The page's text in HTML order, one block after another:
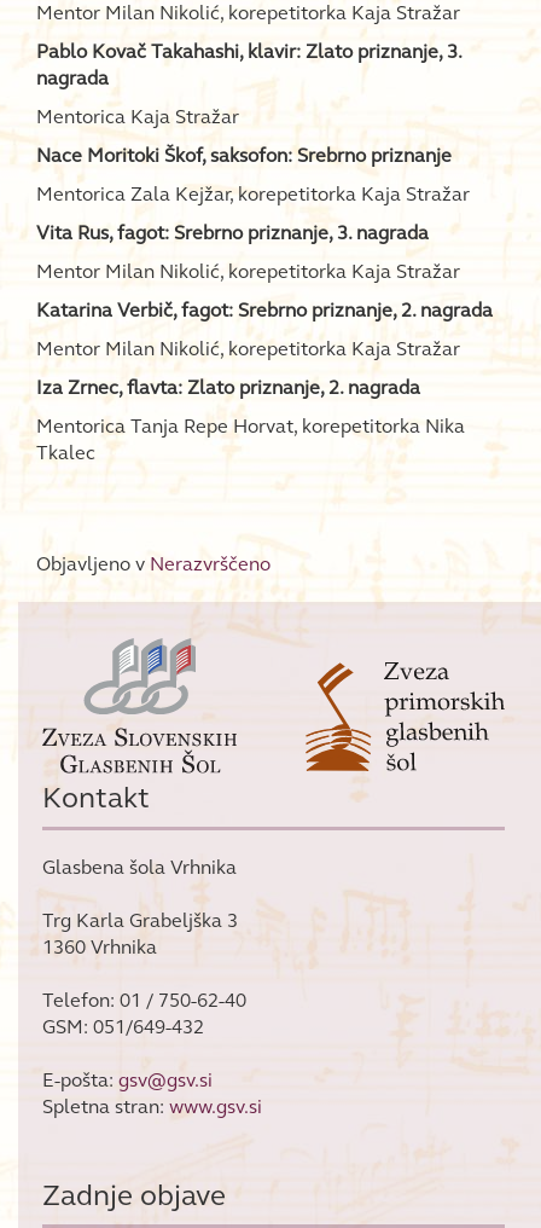
Mentor Milan Nikolić, korepetitorka Kaja Stražar
Pablo Kovač Takahashi, klavir: Zlato priznanje, 3.
nagrada
Mentorica Kaja Stražar
Nace Moritoki Škof, saksofon: Srebrno priznanje
Mentorica Zala Kejžar, korepetitorka Kaja Stražar
Vita Rus, fagot: Srebrno priznanje, 3. nagrada
Mentor Milan Nikolić, korepetitorka Kaja Stražar
Katarina Verbič, fagot: Srebrno priznanje, 2. nagrada
Mentor Milan Nikolić, korepetitorka Kaja Stražar
Iza Zrnec, flavta: Zlato priznanje, 2. nagrada
Mentorica Tanja Repe Horvat, korepetitorka Nika
Tkalec
Objavljeno v Nerazvrščeno
Kontakt
Glasbena šola Vrhnika
Trg Karla Grabeljška 3
1360 Vrhnika
Telefon: 01 / 750-62-40
GSM: 051/649-432
E-pošta: gsv@gsv.si
Spletna stran: www.gsv.si
Zadnje objave